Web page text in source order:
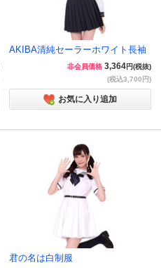
AKIBA清純セーラーホワイト長袖
非会員価格 3,364円(税抜)
(税込3,700円)
お気に入り追加
君の名は白制服